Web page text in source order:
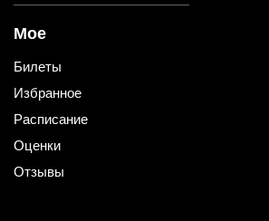
Мое
Билеты
Избранное
Расписание
Оценки
Отзывы